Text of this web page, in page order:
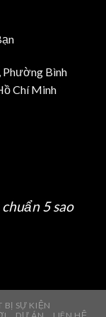
Phường Bình
Chí Minh
5 sao
BỊ SỰ KIỆN
DỰ ÁN LIÊN HỆ